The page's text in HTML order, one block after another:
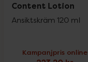
Content Lotion
Ansiktskräm 120 ml
Kampanjpris online